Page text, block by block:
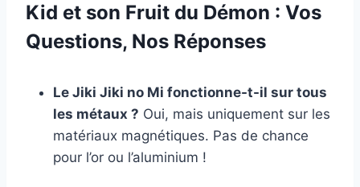
Kid et son Fruit du Démon : Vos
Questions, Nos Réponses
Le Jiki Jiki no Mi fonctionne-t-il sur tous
les métaux ? Oui, mais uniquement sur les
matériaux magnétiques. Pas de chance
pour l’or ou l’aluminium !